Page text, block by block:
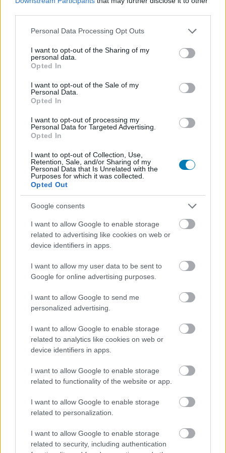
Please note that this website/app uses one or more Google
not limited to your visit or usage behaviour. You may click to
grant or deny consent to Google and its third-party tags to
use your data for below specified purposes in below Google
consent section.
Personal Data Processing Opt Outs
I want to opt-out of the Sharing of my
personal data.
Opted In
I want to opt-out of the Sale of my
Personal Data.
Opted In
I want to opt-out of processing my
Personal Data for Targeted Advertising.
Opted In
I want to opt-out of Collection, Use,
Retention, Sale, and/or Sharing of my
Personal Data that Is Unrelated with the
Purposes for which it was collected.
Opted Out
Google consents
I want to allow Google to enable storage
related to advertising like cookies on web or
device identifiers in apps.
I want to allow my user data to be sent to
Google for online advertising purposes.
I want to allow Google to send me
personalized advertising.
I want to allow Google to enable storage
related to analytics like cookies on web or
device identifiers in apps.
I want to allow Google to enable storage
related to functionality of the website or app.
I want to allow Google to enable storage
related to personalization.
I want to allow Google to enable storage
related to security, including authentication
SMASH by Meló-Diák: Homok, zene és a nyár legjobb
Július végén folytatódik a balatoni strandröplabda-
sorozat.
#bosszúállók: titkos háború
#avengers: secret wars
Fillérekért vágja hozzánk a
játékokat a Microsoft az Xbox
360-as boltjának zárása előtt
kristfvarg|2024 július 18. 10:07
Konkrétan pár száz forintért húzhatunk be
Unmute
21.86%